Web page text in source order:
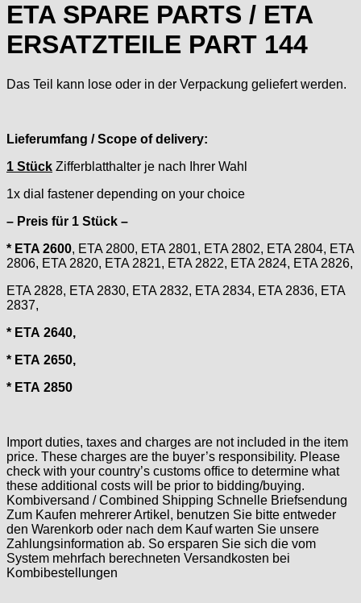
Certina
Durowe
Ebosa
EUW
F "Felsa"
FE "France Ebauches"
FEF
FHF
FB „Förster"
GUBA
Helvetia
Heuer
Intese
ISA
Jean Brun
Junghans
Kasper
KF Grana
Kaiser
Kienzle
› Ø 25
ETA SPARE PARTS / ETA
ERSATZTEILE PART 144
Das Teil kann lose oder in der Verpackung geliefert werden.
Lieferumfang / Scope of delivery:
1 Stück Zifferblatthalter je nach Ihrer Wahl
1x dial fastener depending on your choice
– Preis für 1 Stück –
* ETA 2600, ETA 2800, ETA 2801, ETA 2802, ETA 2804, ETA
2806, ETA 2820, ETA 2821, ETA 2822, ETA 2824, ETA 2826,
ETA 2828, ETA 2830, ETA 2832, ETA 2834, ETA 2836, ETA
2837,
* ETA 2640,
* ETA 2650,
* ETA 2850
Import duties, taxes and charges are not included in the item
price. These charges are the buyer’s responsibility. Please
check with your country’s customs office to determine what
these additional costs will be prior to bidding/buying.
Kombiversand / Combined Shipping Schnelle Briefsendung
Zum Kaufen mehrerer Artikel, benutzen Sie bitte entweder
den Warenkorb oder nach dem Kauf warten Sie unsere
Zahlungsinformation ab. So ersparen Sie sich die vom
System mehrfach berechneten Versandkosten bei
Kombibestellungen